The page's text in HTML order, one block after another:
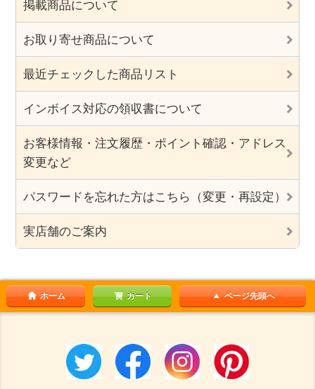
掲載商品について
お取り寄せ商品について
最近チェックした商品リスト
インボイス対応の領収書について
お客様情報・注文履歴・ポイント確認・アドレス
変更など
パスワードを忘れた方はこちら（変更・再設定）
実店舗のご案内
ホーム カート ページ先頭へ